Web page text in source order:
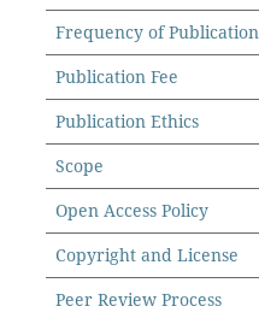
Frequency of Publication
Publication Fee
Publication Ethics
Scope
Open Access Policy
Copyright and License
Peer Review Process